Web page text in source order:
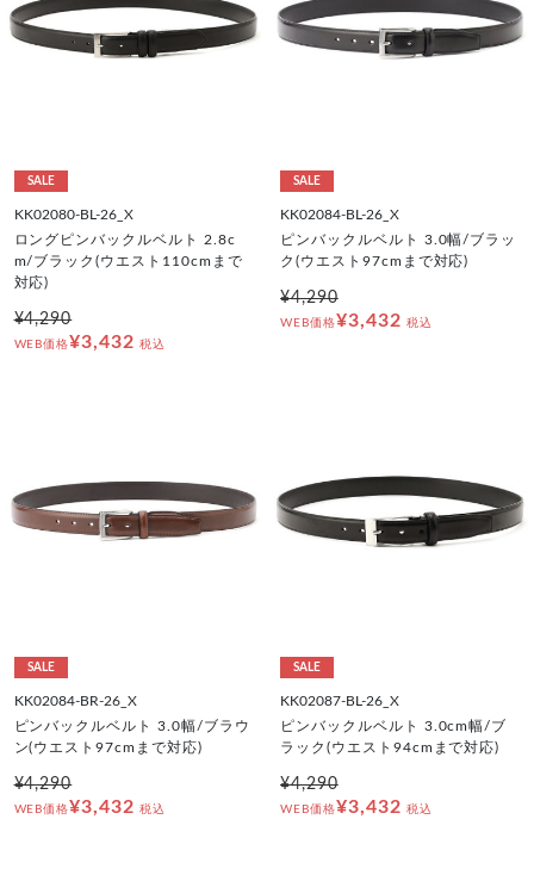
SALE
KK02080-BL-26_X
ロングピンバックルベルト 2.8c
m/ブラック(ウエスト110cmまで
対応)
¥4,290
WEB価格¥3,432 税込
SALE
KK02084-BL-26_X
ピンバックルベルト 3.0幅/ブラッ
ク(ウエスト97cmまで対応)
¥4,290
WEB価格¥3,432 税込
SALE
KK02084-BR-26_X
ピンバックルベルト 3.0幅/ブラウ
ン(ウエスト97cmまで対応)
¥4,290
WEB価格¥3,432 税込
SALE
KK02087-BL-26_X
ピンバックルベルト 3.0cm幅/ブ
ラック(ウエスト94cmまで対応)
¥4,290
WEB価格¥3,432 税込